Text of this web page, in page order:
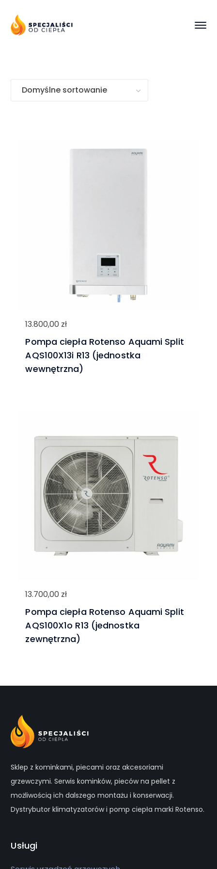
Pompa ciepła Rotenso Aquami Split
AQS100X13i R13 (jednostka
wewnętrzna)
13.800,00 zł
Pompa ciepła Rotenso Aquami Split
AQS100X1o R13 (jednostka
zewnętrzna)
13.700,00 zł
Sklep z kominkami, piecami oraz akcesoriami
grzewczymi. Serwis kominków, pieców na pellet z
możliwością ich dalszego montażu i konserwacji.
Dystrybutor klimatyzatorów i pomp ciepła marki Rotenso.
Usługi